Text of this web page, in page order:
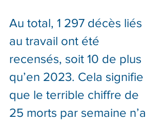
Au total, 1 297 décès liés
au travail ont été
recensés, soit 10 de plus
qu’en 2023. Cela signifie
que le terrible chiffre de
25 morts par semaine n’a